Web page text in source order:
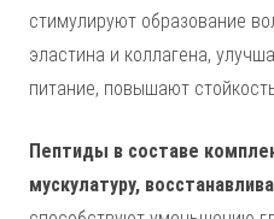
стимулируют образование
эластина и коллагена,
питание, повышают
Пептиды в составе
мускулатуру,